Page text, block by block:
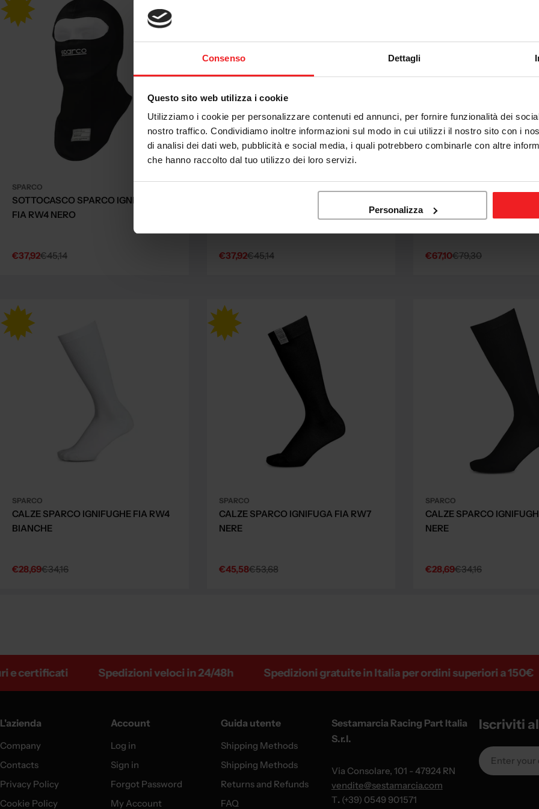
Consenso Dettagli
Questo sito web utilizza i cookie
Utilizziamo i cookie per personalizzare contenuti ed annunci, per fornire funzionalità dei
nostro traffico. Condividiamo inoltre informazioni sul modo in cui utilizzi il nostro sito con i
di analisi dei dati web, pubblicità e social media, i quali potrebbero combinarle con altre
che hanno raccolto dal tuo utilizzo dei loro servizi.
Personalizza
SPARCO
SOTTOCASCO SPARCO IGNIFUGO
FIA RW4 NERO
Sale
€37,92
Regular€45,14
Sale
€37,92
Regular€45,14
FIA RW7 BIANCO
Sale
€67,10
Regular€79,30
SPARCO
CALZE SPARCO IGNIFUGHE FIA RW4
BIANCHE
Sale
€28,69
Regular€34,16
SPARCO
CALZE SPARCO IGNIFUGA FIA RW7
NERE
Sale
€45,58
Regular€53,68
SPARCO
CALZE SPARCO
NERE
Sale
€28,69
Regular€34,16
Spedizioni veloci in 24/48h Spedizioni gratuite in Italia per ordini superiori a 150€
L'azienda
Company
Contacts
Privacy Policy
Cookie Policy
Account
Log in
Sign in
Forgot Password
My Account
Guida utente
Shipping Methods
Shipping Methods
Returns and Refunds
FAQ
Sestamarcia Racing Part Italia
S.r.l.
Via Consolare, 101 - 47924 RN
vendite@sestamarcia.com
T. (+39) 0549 901571
Iscriviti
Email